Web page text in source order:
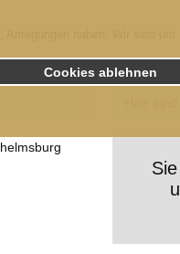
Cookies ablehnen
haben. Wir sind um
Hier